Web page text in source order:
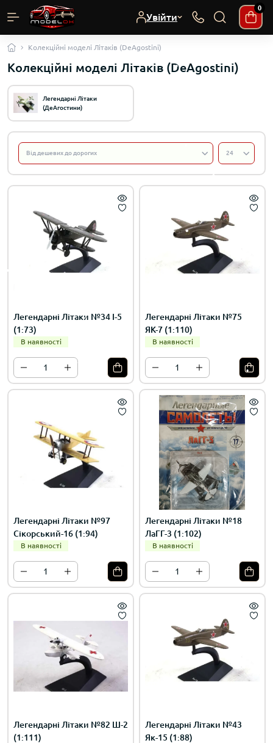
Увійти
0
Колекційні моделі Літаків (DeAgostini)
Колекційні моделі Літаків (DeAgostini)
Легендарні Літаки
(ДеАгостини)
Легендарні Літаки №34 І-5
(1:73)
В наявності
Легендарні Літаки №75
ЯК-7 (1:110)
В наявності
Легендарні Літаки №97
Сікорський-16 (1:94)
В наявності
Легендарні Літаки №18
ЛаГГ-3 (1:102)
В наявності
Легендарні Літаки №82 Ш-2
(1:111)
Легендарні Літаки №43
Як-15 (1:88)